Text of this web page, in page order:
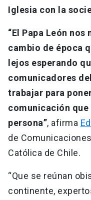
Iglesia con la
“El Papa León
cambio de época
lejos esperando
comunicadores
trabajar para
comunicación
persona”, afirma
de
Católica de Chile.
“Que se reúnan
continente,